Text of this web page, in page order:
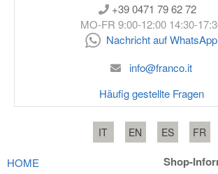
+39 0471 79 62 72
MO-FR 9:00-12:00 14:30-
Nachricht auf WhatsApp
info@franco.it
Häufig gestellte Fragen
IT EN ES FR
HOME
Shop-